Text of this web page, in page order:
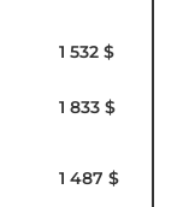
1 532 $
1 833 $
1 487 $